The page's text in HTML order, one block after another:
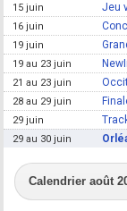
15 juin Jeu
16 juin
19 juin
19 au 23 juin
21 au 23 juin
28 au 29 juin
29 juin
29 au 30 juin
Calendrier août